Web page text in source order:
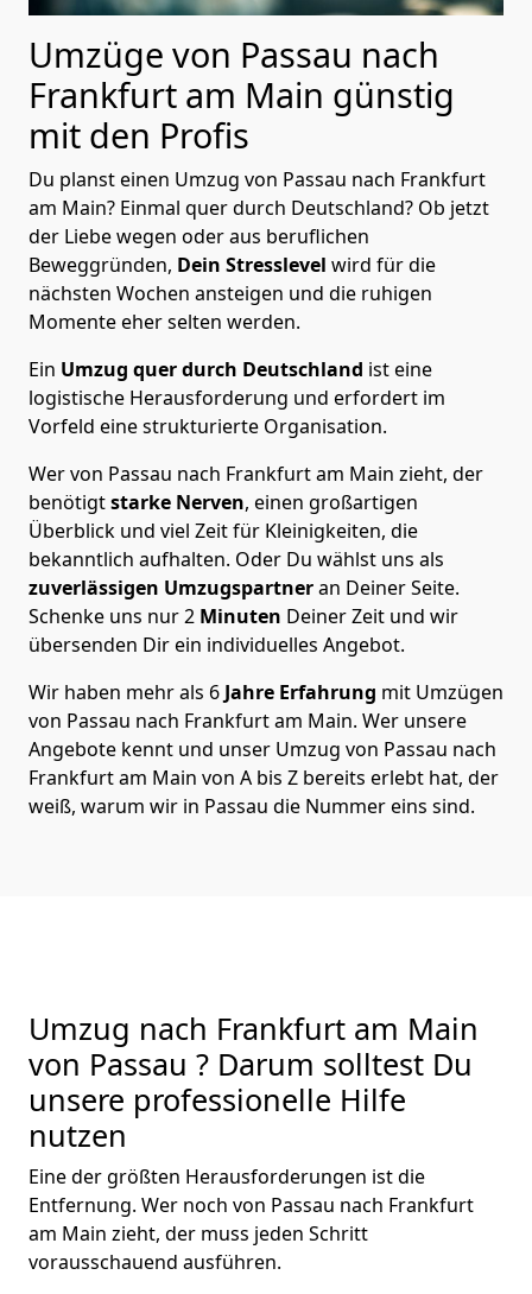
Umzüge von Passau nach
Frankfurt am Main günstig
mit den Profis
Du planst einen Umzug von Passau nach Frankfurt
am Main? Einmal quer durch Deutschland? Ob jetzt
der Liebe wegen oder aus beruflichen
Beweggründen, Dein Stresslevel wird für die
nächsten Wochen ansteigen und die ruhigen
Momente eher selten werden.
Ein Umzug quer durch Deutschland ist eine
logistische Herausforderung und erfordert im
Vorfeld eine strukturierte Organisation.
Wer von Passau nach Frankfurt am Main zieht, der
benötigtstarke Nerven, einen großartigen
Überblick und viel Zeit für Kleinigkeiten, die
bekanntlich aufhalten. Oder Du wählst uns als
zuverlässigen Umzugspartneran Deiner Seite.
Schenke uns nur2 Minuten Deiner Zeit und wir
übersenden Dir ein individuelles Angebot.
Wir haben mehr als 6 Jahre Erfahrung mit Umzügen
von Passau nach Frankfurt am Main. Wer unsere
Angebote kennt und unser Umzug von Passau nach
Frankfurt am Main von A bis Z bereits erlebt hat, der
weiß, warum wir in Passau die Nummer eins sind.
Umzug nach Frankfurt am Main
von Passau ? Darum solltest Du
unsere professionelle Hilfe
nutzen
Eine der größten Herausforderungen ist die
Entfernung. Wer noch von Passau nach Frankfurt
am Main zieht, der muss jeden Schritt
vorausschauend ausführen.